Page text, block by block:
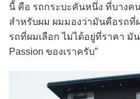
นี้ คือ รถกระบะคันหนึ่ง ที่บางค
สำหรับผม ผมมองว่ามันคือรถที่
รถที่ผมเลือก ไม่ได้อยู่ที่ราคา มั
Passion ของเราครับ”